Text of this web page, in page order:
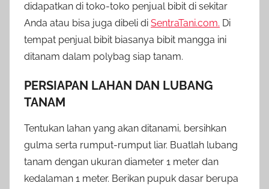
didapatkan di toko-toko penjual bibit di sekitar
Anda atau bisa juga dibeli di SentraTani.com. Di
tempat penjual bibit biasanya bibit mangga ini
ditanam dalam polybag siap tanam.
PERSIAPAN LAHAN DAN LUBANG
TANAM
Tentukan lahan yang akan ditanami, bersihkan
gulma serta rumput-rumput liar. Buatlah lubang
tanam dengan ukuran diameter 1 meter dan
kedalaman 1 meter. Berikan pupuk dasar berupa